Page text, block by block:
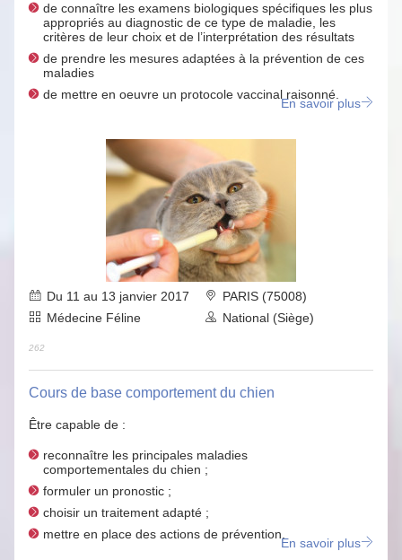
de connaître les examens biologiques spécifiques les plus
appropriés au diagnostic de ce type de maladie, les
critères de leur choix et de l’interprétation des résultats
de prendre les mesures adaptées à la prévention de ces
maladies
de mettre en oeuvre un protocole vaccinal raisonné.
En savoir plus
Du 11 au 13 janvier 2017
PARIS (75008)
Médecine Féline
National (Siège)
262
Cours de base comportement du chien
Être capable de :
reconnaître les principales maladies
comportementales du chien ;
formuler un pronostic ;
choisir un traitement adapté ;
mettre en place des actions de prévention.
En savoir plus